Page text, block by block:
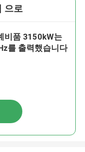
으로
비품 3150kW는
를 출력했습니다